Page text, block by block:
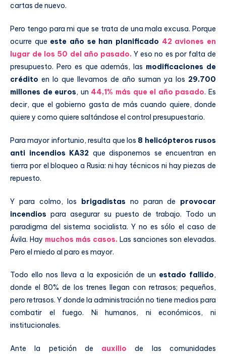
cartas de nuevo.
Pero tengo para mi que se trata de una mala excusa. Porque
ocurre que este año se han planificado 42 aviones en
lugar de los 50 del año pasado. Y eso no es por falta de
presupuesto. Pero es que además, las modificaciones de
crédito en lo que llevamos de año suman ya los 29.700
millones de euros, un 44,1% más que el año pasado. Es
decir, que el gobierno gasta de más cuando quiere, donde
quiere y como quiere saltándose el control presupuestario.
Para mayor infortunio, resulta que los 8 helicópteros rusos
anti incendios KA32 que disponemos se encuentran en
tierra por el bloqueo a Rusia: ni hay técnicos ni hay piezas de
repuesto.
Y para colmo, los brigadistas no paran de provocar
incendios para asegurar su puesto de trabajo. Todo un
paradigma del sistema socialista. Y no es sólo el caso de
Ávila. Hay muchos más casos. Las sanciones son elevadas.
Pero el miedo al paro es mayor.
Todo ello nos lleva a la exposición de un estado fallido,
donde el 80% de los trenes llegan con retrasos; pequeños,
pero retrasos. Y donde la administración no tiene medios para
combatir el fuego. Ni humanos, ni económicos, ni
institucionales.
Ante la petición de auxilio de las comunidades